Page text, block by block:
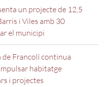
un projecte de 12,5
i Viles amb 30
el municipi
de Francolí continua
habitatge
i projectes